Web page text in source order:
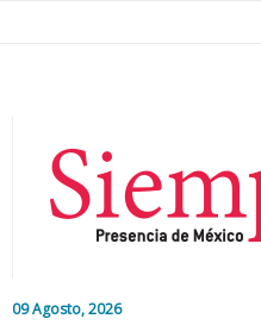
09 Agosto, 2026